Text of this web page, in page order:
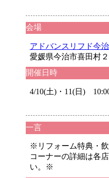
会場
アドバンスリフド今
愛媛県今治市喜田村
開催日時
4/10(土)・11(日)
一言
※リフォーム特典・
コーナーの詳細は各
い。※